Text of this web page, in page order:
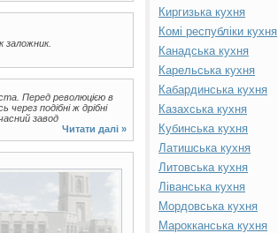
заложник.
Перед революцією в
подібні ж дрібні
завод
Читати далі »
Киргизька кухня
Комі республіки кухня
Канадська кухня
Карельська кухня
Кабардинська кухня
Казахська кухня
Кубинська кухня
Латишська кухня
Литовська кухня
Ліванська кухня
Мордовська кухня
Марокканська кухня